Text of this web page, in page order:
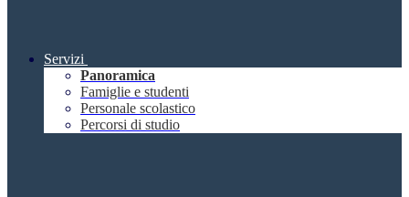
Servizi
Panoramica
Famiglie e studenti
Personale scolastico
Percorsi di studio